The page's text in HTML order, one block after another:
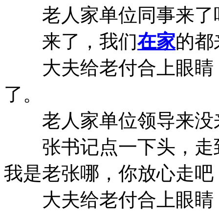
老人家单位同事来了
来了，我们在家的都
大夫给老付合上眼睛
了。
老人家单位领导来没
张书记点一下头，走
我是老张哪，你放心走
大夫给老付合上眼睛